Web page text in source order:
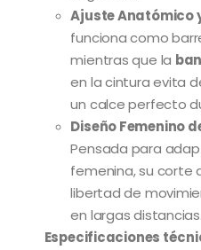
Ajuste Anatómico
funciona como
mientras que la
en la cintura evita
un calce perfecto
Diseño Femenino
Pensada para
femenina, su corte
libertad de
en largas distancias.
Especificaciones